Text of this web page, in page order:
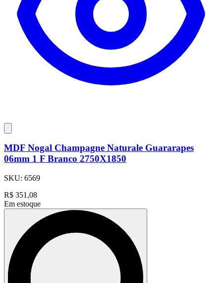
MDF Nogal Champagne Naturale Guararapes
06mm 1 F Branco 2750X1850
SKU: 6569
R$ 351,08
Em estoque